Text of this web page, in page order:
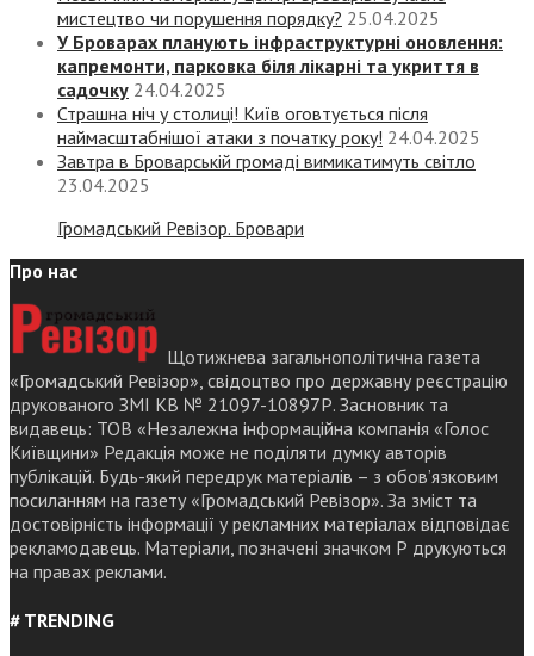
мистецтво чи порушення порядку? 25.04.2025
У Броварах планують інфраструктурні оновлення:
капремонти, парковка біля лікарні та укриття в
садочку 24.04.2025
Страшна ніч у столиці! Київ оговтується після
наймасштабнішої атаки з початку року! 24.04.2025
Завтра в Броварській громаді вимикатимуть світло
23.04.2025
Громадський Ревізор. Бровари
Про нас
Щотижнева загальнополітична газета
«Громадський Ревізор», свідоцтво про державну реєстрацію
друкованого ЗМІ КВ № 21097-10897Р. Засновник та
видавець: ТОВ «Незалежна інформаційна компанія «Голос
Київщини» Редакція може не поділяти думку авторів
публікацій. Будь-який передрук матеріалів – з обов’язковим
посиланням на газету «Громадський Ревізор». За зміст та
достовірність інформації у рекламних матеріалах відповідає
рекламодавець. Матеріали, позначені значком Р друкуються
на правах реклами.
# TRENDING